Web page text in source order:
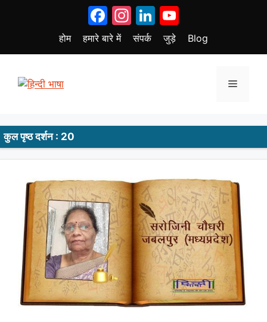
Facebook
Instagram
LinkedIn
होम हमारे बारे में संपर्क जुड़े Blog
Menu
कुल पृष्ठ दर्शन : 20